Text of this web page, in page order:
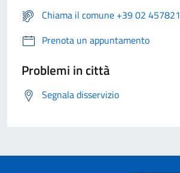
Chiama il comune +39 02 457821
Prenota un appuntamento
Problemi in città
Segnala disservizio